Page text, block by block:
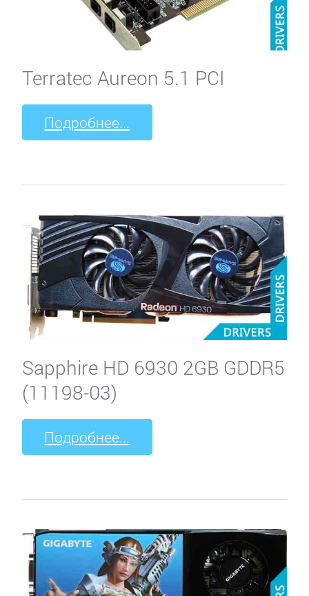
Terratec Aureon 5.1 PCI
Подробнее...
Sapphire HD 6930 2GB GDDR5
(11198-03)
Подробнее...